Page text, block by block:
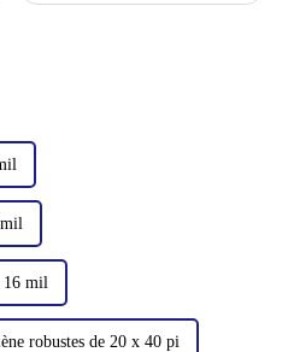
16 mil
robustes de 20 x 40 pi